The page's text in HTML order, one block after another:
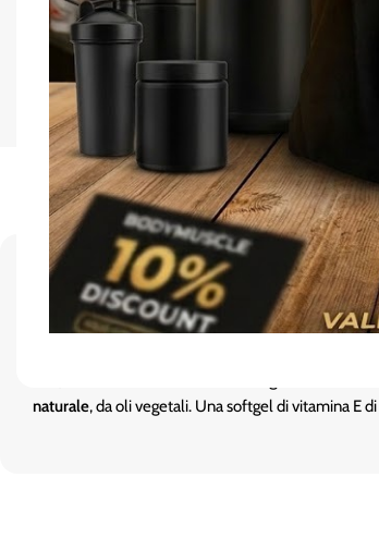
Integratore alimentare di vitamina E.
La vitamina E, nota anche come tocoferolo, è una
. Inoltre contribuisce a
soia), nella frutta secca, nei semi di grano e nelle
naturale, da oli vegetali. Una softgel di vitamina E